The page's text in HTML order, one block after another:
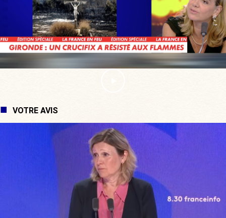
VOTRE AVIS